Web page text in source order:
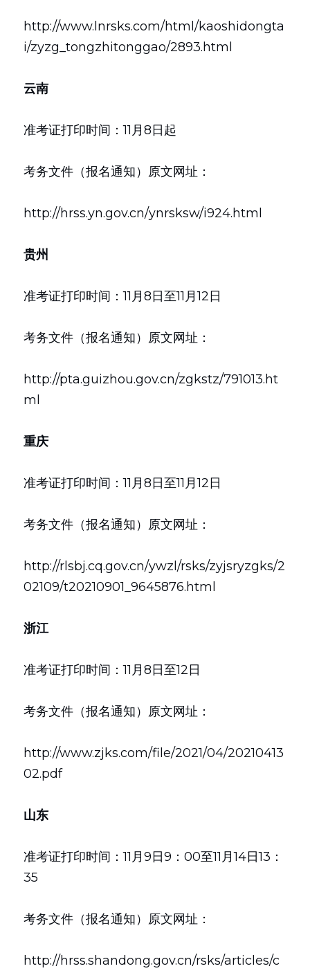
http://www.lnrsks.com/html/kaoshidongta
i/zyzg_tongzhitonggao/2893.html
云南
准考证打印时间：11月8日起
考务文件（报名通知）原文网址：
http://hrss.yn.gov.cn/ynrsksw/i924.html
贵州
准考证打印时间：11月8日至11月12日
考务文件（报名通知）原文网址：
http://pta.guizhou.gov.cn/zgkstz/791013.ht
ml
重庆
准考证打印时间：11月8日至11月12日
考务文件（报名通知）原文网址：
http://rlsbj.cq.gov.cn/ywzl/rsks/zyjsryzgks/2
02109/t20210901_9645876.html
浙江
准考证打印时间：11月8日至12日
考务文件（报名通知）原文网址：
http://www.zjks.com/file/2021/04/20210413
02.pdf
山东
准考证打印时间：11月9日9：00至11月14日13：
35
考务文件（报名通知）原文网址：
http://hrss.shandong.gov.cn/rsks/articles/c